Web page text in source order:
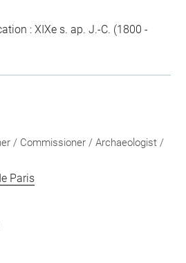
: XIXe s. ap. J.-C. (1800 -
/ Commissioner / Archaeologist /
Paris